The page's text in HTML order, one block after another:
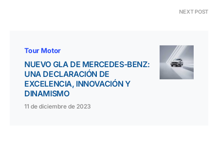
NEXT POST
Tour Motor
NUEVO GLA DE MERCEDES-BENZ:
UNA DECLARACIÓN DE
EXCELENCIA, INNOVACIÓN Y
DINAMISMO
11 de diciembre de 2023